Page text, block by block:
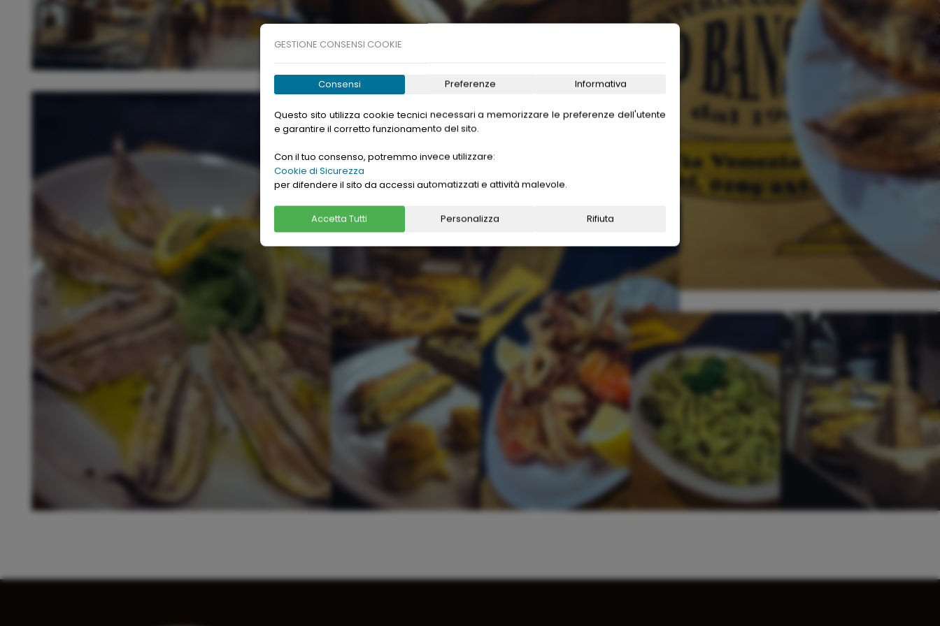
GESTIONE CONSENSI COOKIE
Consensi Preferenze Informativa
Questo sito utilizza cookie tecnici necessari a memorizzare le preferenze dell'utente
e garantire il corretto funzionamento del sito.
Con il tuo consenso, potremmo invece utilizzare:
Cookie di Sicurezza
per difendere il sito da accessi automatizzati e attività malevole.
Accetta Tutti Personalizza Rifiuta